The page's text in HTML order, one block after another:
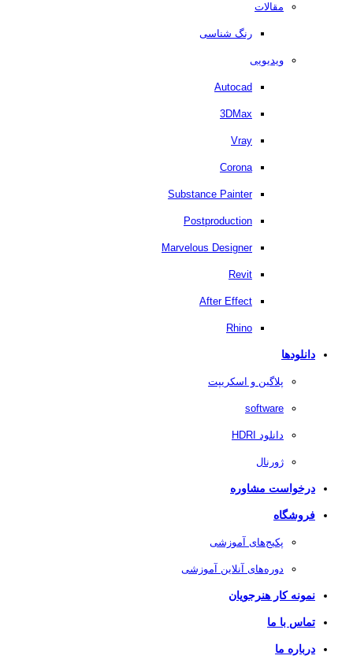
مقالات
رنگ شناسی
ویدیویی
Autocad
3DMax
Vray
Corona
Substance Painter
Postproduction
Marvelous Designer
Revit
After Effect
Rhino
دانلودها
پلاگین و اسکریپت
software
دانلود HDRI
ژورنال
درخواست مشاوره
فروشگاه
پکیج‌های آموزشی
دوره‌های آنلاین آموزشی
نمونه کار هنرجویان
تماس با ما
درباره ما